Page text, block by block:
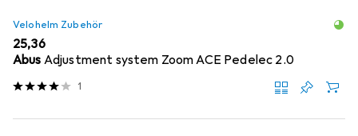
Velohelm Zubehör
EUR
25,36
Abus Adjustment system Zoom ACE Pedelec 2.0
1